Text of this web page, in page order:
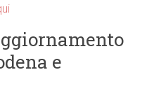
e